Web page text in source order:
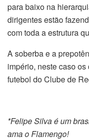
para baixo na
dirigentes estão
com toda a estrutura
A soberba e a
império, neste caso
futebol do Clube de
*Felipe Silva é um
ama o Flamengo!